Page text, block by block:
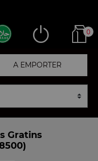
0
A EMPORTER
Gratins